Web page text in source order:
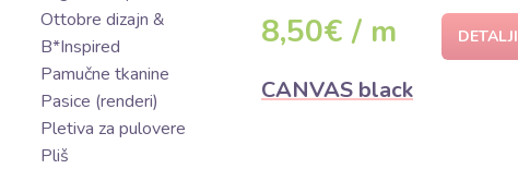
Ottobre dizajn &
B*Inspired
Pamučne tkanine
Pasice (renderi)
Pletiva za pulovere
Pliš
8,50€ / m DETALJI
CANVAS black